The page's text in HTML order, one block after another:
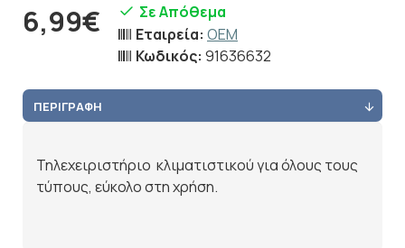
6,99€
Σε Απόθεμα
Εταιρεία: OEM
Κωδικός: 91636632
ΠΕΡΙΓΡΑΦΉ
Τηλεχειριστήριο κλιματιστικού για όλους τους
τύπους, εύκολο στη χρήση.